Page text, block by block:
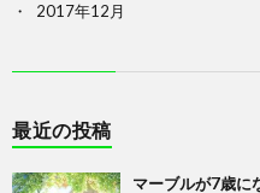
2017年12月
最近の投稿
マーブルが7歳に